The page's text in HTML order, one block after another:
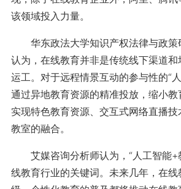
该领域投入力量。
华东政法大学知识产权法律与政策
认为，在线教育并非是传统线下渠道
运工。对于远程情景互动的参与性的“
通过异地教育资源的精准投放，缩小教
实现特色教育资源、交互式网络直播
教室的融合。
艾媒咨询分析师认为，“人工智能+
线教育行业的关键词。未来几年，在